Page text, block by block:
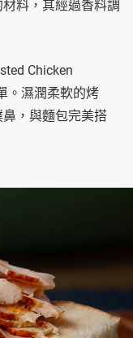
料，其經過香料調
Chicken
。濕潤柔軟的烤
，與麵包完美搭